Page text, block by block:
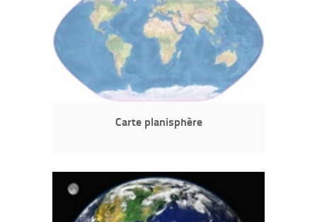
Carte planisphère